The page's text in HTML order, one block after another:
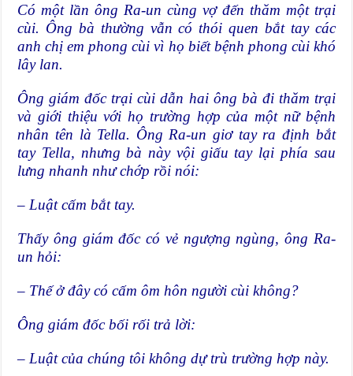
Có một lần ông Ra-un cùng vợ đến thăm một trại
cùi. Ông bà thường vẫn có thói quen bắt tay các
anh chị em phong cùi vì họ biết bệnh phong cùi khó
lây lan.
Ông giám đốc trại cùi dẫn hai ông bà đi thăm trại
và giới thiệu với họ trường hợp của một nữ bệnh
nhân tên là Tella. Ông Ra-un giơ tay ra định bắt
tay Tella, nhưng bà này vội giấu tay lại phía sau
lưng nhanh như chớp rồi nói:
– Luật cấm bắt tay.
Thấy ông giám đốc có vẻ ngượng ngùng, ông Ra-
un hỏi:
– Thế ở đây có cấm ôm hôn người cùi không?
Ông giám đốc bối rối trả lời:
– Luật của chúng tôi không dự trù trường hợp này.